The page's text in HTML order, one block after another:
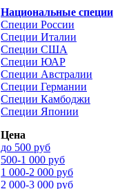
Национальные специи
Специи России
Специи Италии
Специи США
Специи ЮАР
Специи Австралии
Специи Германии
Специи Камбоджи
Специи Японии
Цена
до 500 руб
500-1 000 руб
1 000-2 000 руб
2 000-3 000 руб